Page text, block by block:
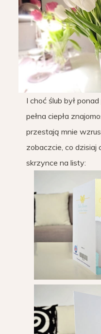
I choć ślub był
pełna ciepła
przestają mnie
zobaczcie, co dzisiaj
skrzynce na listy: